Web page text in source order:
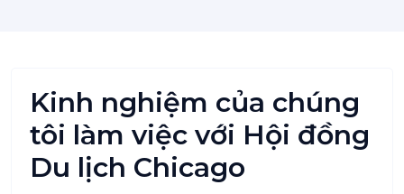
Kinh nghiệm của chúng
tôi làm việc với Hội đồng
Du lịch Chicago